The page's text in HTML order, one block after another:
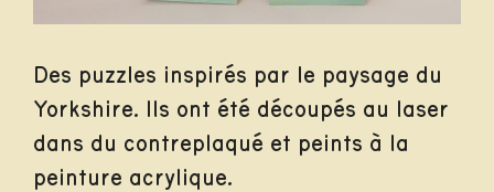
Des puzzles inspirés par le paysage du
Yorkshire. Ils ont été découpés au laser
dans du contreplaqué et peints à la
peinture acrylique.